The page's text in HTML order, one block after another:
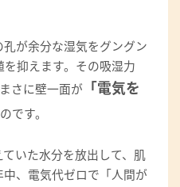
が余分な湿気をグングン
抑えます。その吸湿力
さに壁一面が
「電気を
です。
いた水分を放出して、肌
、電気代ゼロで「人間が